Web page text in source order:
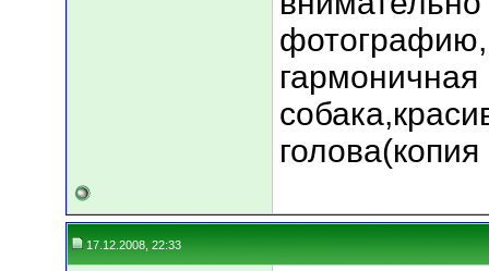
фотографию,
17.12.2008, 22:33